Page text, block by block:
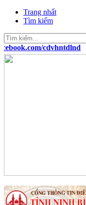
Trang nhất
Tìm kiếm
cdvhntdlnd